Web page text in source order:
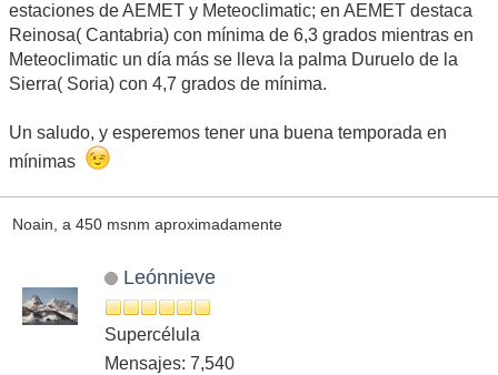
estaciones de AEMET y Meteoclimatic; en AEMET destaca
Reinosa( Cantabria) con mínima de 6,3 grados mientras en
Meteoclimatic un día más se lleva la palma Duruelo de la
Sierra( Soria) con 4,7 grados de mínima.
Un saludo, y esperemos tener una buena temporada en
mínimas
Noain, a 450 msnm aproximadamente
Leónnieve
Supercélula
Mensajes: 7,540